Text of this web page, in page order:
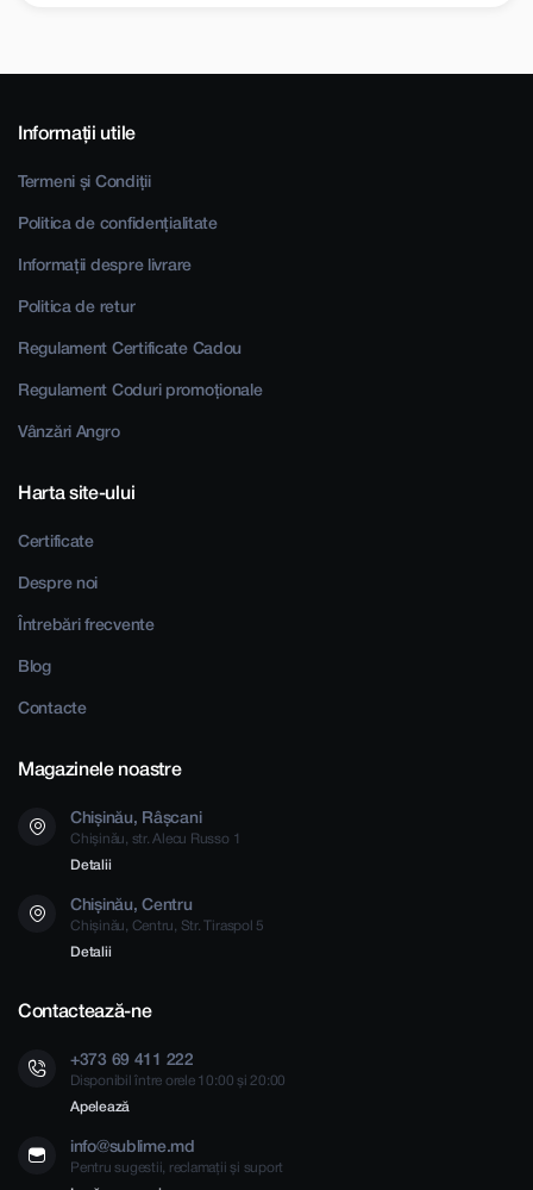
Informații utile
Termeni și Condiții
Politica de confidențialitate
Informații despre livrare
Politica de retur
Regulament Certificate Cadou
Regulament Coduri promoționale
Vânzări Angro
Harta site-ului
Certificate
Despre noi
Întrebări frecvente
Blog
Contacte
Magazinele noastre
Chișinău, Râșcani
Chișinău, str. Alecu Russo 1
Detalii
Chișinău, Centru
Chișinău, Centru, Str. Tiraspol 5
Detalii
Contactează-ne
+373 69 411 222
Disponibil între orele 10:00 și 20:00
Apelează
info@sublime.md
Pentru sugestii, reclamații și suport